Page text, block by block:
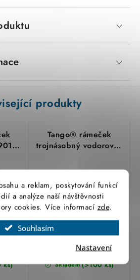
a reklam, poskytování funkcí
a analýze naší návštěvnosti
cookies. Více informacízde.
Souhlasím
Nastavení
produkty
ks)
Tango® rámeček
trojnásobný vodorovný
Skladem(>100 ks)
59,92 Kč bez DPH